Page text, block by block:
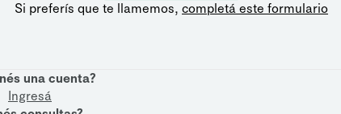
Si preferís que te llamemos, completá este formulario
una cuenta?
Ingresá